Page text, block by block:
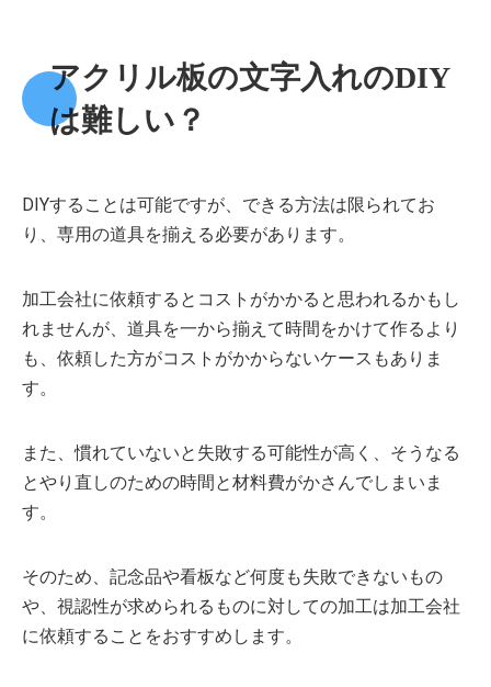
アクリル板の文字入れのDIY
は難しい？
DIYすることは可能ですが、できる方法は限られてお
り、専用の道具を揃える必要があります。
加工会社に依頼するとコストがかかると思われるかもし
れませんが、道具を一から揃えて時間をかけて作るより
も、依頼した方がコストがかからないケースもありま
す。
また、慣れていないと失敗する可能性が高く、そうなる
とやり直しのための時間と材料費がかさんでしまいま
す。
そのため、記念品や看板など何度も失敗できないもの
や、視認性が求められるものに対しての加工は加工会社
に依頼することをおすすめします。